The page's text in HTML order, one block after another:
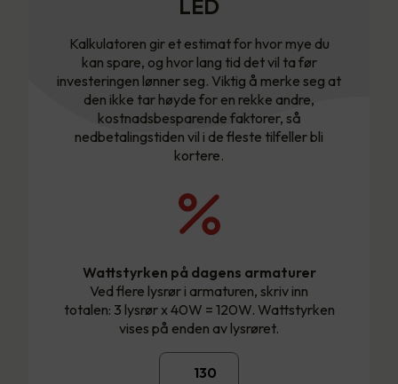
LED
Kalkulatoren gir et estimat for hvor mye du
kan spare, og hvor lang tid det vil ta før
investeringen lønner seg. Viktig å merke seg at
den ikke tar høyde for en rekke andre,
kostnadsbesparende faktorer, så
nedbetalingstiden vil i de fleste tilfeller bli
kortere.
Wattstyrken på dagens armaturer
Ved flere lysrør i armaturen, skriv inn
totalen: 3 lysrør x 40W = 120W. Wattstyrken
vises på enden av lysrøret.